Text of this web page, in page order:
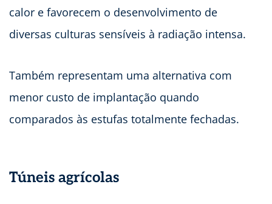
calor e favorecem o desenvolvimento de
diversas culturas sensíveis à radiação intensa.
Também representam uma alternativa com
menor custo de implantação quando
comparados às estufas totalmente fechadas.
Túneis agrícolas